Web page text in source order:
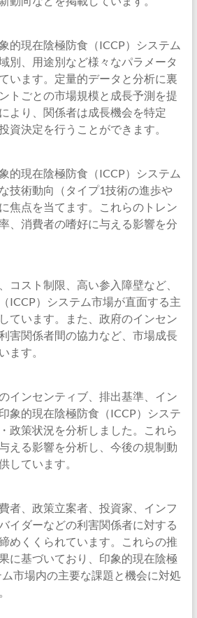
的現在陰極防食（ICCP）システム
別、用途別など様々なパラメータ
います。定量的データと分析に裏
トごとの市場規模と成長予測を提
より、関係者は成長機会を特定
資決定を行うことができます。
的現在陰極防食（ICCP）システム
技術動向（タイプ1技術の進歩や
焦点を当てます。これらのトレン
、消費者の嗜好に与える影響を分
コスト制限、高い参入障壁など、
ICCP）システム市場が直面する主
ています。また、政府のインセン
害関係者間の協力など、市場成長
ます。
インセンティブ、排出基準、イン
象的現在陰極防食（ICCP）システ
政策状況を分析しました。これら
える影響を分析し、今後の規制動
しています。
者、政策立案者、投資家、インフ
イダーなどの利害関係者に対する
めくくられています。これらの推
に基づいており、印象的現在陰極
市場内の主要な課題と機会に対処